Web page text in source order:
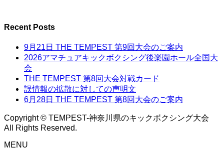
Recent Posts
9月21日 THE TEMPEST 第9回大会のご案内
2026アマチュアキックボクシング後楽園ホール全国大
会
THE TEMPEST 第8回大会対戦カード
誤情報の拡散に対しての声明文
6月28日 THE TEMPEST 第8回大会のご案内
Copyright © TEMPEST-神奈川県のキックボクシング大会
All Rights Reserved.
MENU